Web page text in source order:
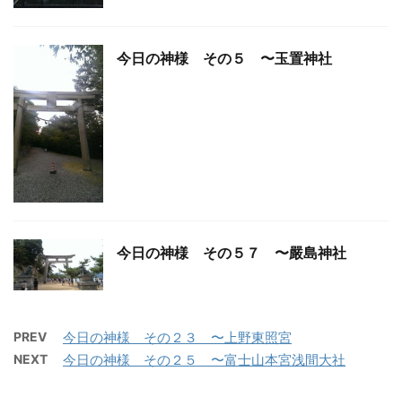
今日の神様 その５ 〜玉置神社
今日の神様 その５７ 〜嚴島神社
PREV 今日の神様 その２３ 〜上野東照宮
NEXT 今日の神様 その２５ 〜富士山本宮浅間大社